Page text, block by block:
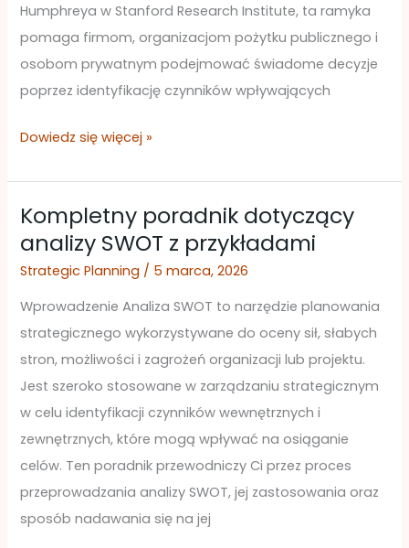
Humphreya w Stanford Research Institute, ta ramyka
pomaga firmom, organizacjom pożytku publicznego i
osobom prywatnym podejmować świadome decyzje
poprzez identyfikację czynników wpływających
Dowiedz się więcej »
Kompletny poradnik dotyczący
analizy SWOT z przykładami
Strategic Planning / 5 marca, 2026
Wprowadzenie Analiza SWOT to narzędzie planowania
strategicznego wykorzystywane do oceny sił, słabych
stron, możliwości i zagrożeń organizacji lub projektu.
Jest szeroko stosowane w zarządzaniu strategicznym
w celu identyfikacji czynników wewnętrznych i
zewnętrznych, które mogą wpływać na osiąganie
celów. Ten poradnik przewodniczy Ci przez proces
przeprowadzania analizy SWOT, jej zastosowania oraz
sposób nadawania się na jej
Kompletny
poradnik
dotyczący
SWOT